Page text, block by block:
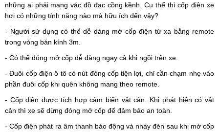
những ai phải mang vác đồ đạc cồng kềnh. Cụ thể thì cốp điện xe
hơi có những tính năng nào mà hữu ích đến vậy?
- Người sử dụng có thể dễ dàng mở cốp điện từ xa bằng remote
trong vòng bán kính 3m.
- Có thể đóng mở cốp dễ dàng ngay cả khi ngồi trên xe.
- Đuôi cốp điện ô tô có nút đóng cốp tiện lợi, chỉ cần chạm nhẹ vào
phần đuôi cốp khi quên không mang theo remote.
- Cốp điện được tích hợp cảm biến vật cản. Khi phát hiện có vật
cản thì xe sẽ dừng đóng mở cốp để đảm bảo an toàn.
- Cốp điện phát ra âm thanh báo động và nháy đèn sau khi mở cốp